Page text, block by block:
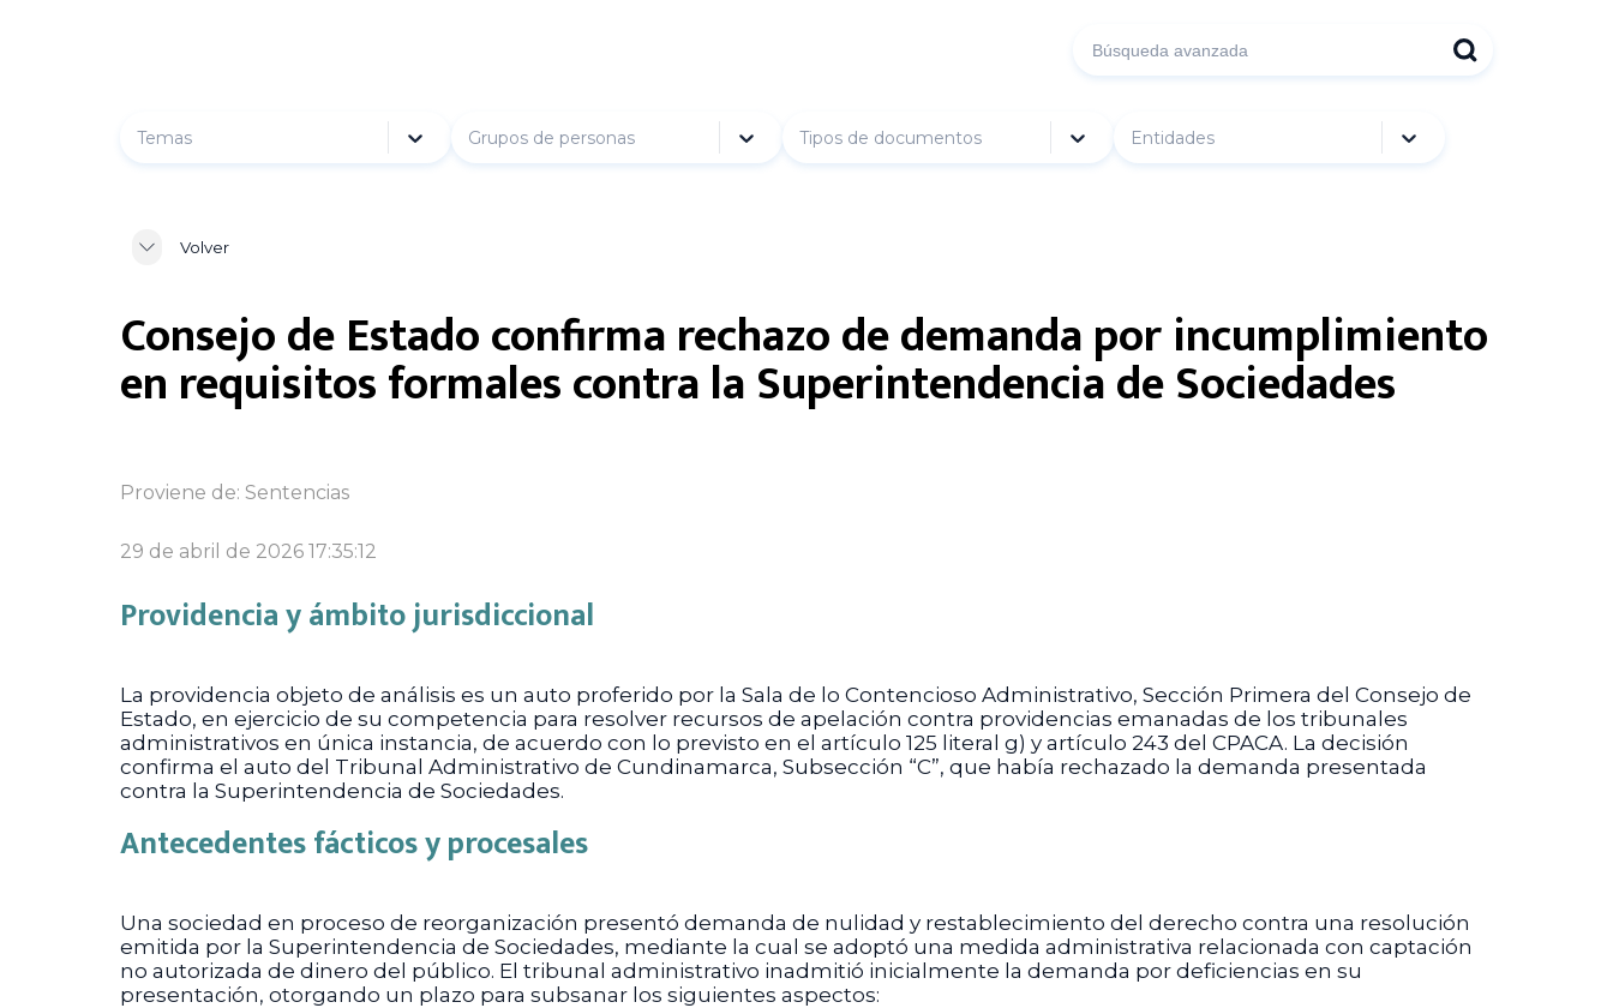
Temas Grupos de personas Tipos de documentos Entidades
Volver
Consejo de Estado confirma rechazo de demanda por incumplimiento
en requisitos formales contra la Superintendencia de Sociedades
Proviene de: Sentencias
29 de abril de 2026 17:35:12
Providencia y ámbito jurisdiccional
La providencia objeto de análisis es un auto proferido por la Sala de lo Contencioso Administrativo, Sección Primera del Consejo de
Estado, en ejercicio de su competencia para resolver recursos de apelación contra providencias emanadas de los tribunales
administrativos en única instancia, de acuerdo con lo previsto en el artículo 125 literal g) y artículo 243 del CPACA. La decisión
confirma el auto del Tribunal Administrativo de Cundinamarca, Subsección “C”, que había rechazado la demanda presentada
contra la Superintendencia de Sociedades.
Antecedentes fácticos y procesales
Una sociedad en proceso de reorganización presentó demanda de nulidad y restablecimiento del derecho contra una resolución
emitida por la Superintendencia de Sociedades, mediante la cual se adoptó una medida administrativa relacionada con captación
no autorizada de dinero del público. El tribunal administrativo inadmitió inicialmente la demanda por deficiencias en su
presentación, otorgando un plazo para subsanar los siguientes aspectos: